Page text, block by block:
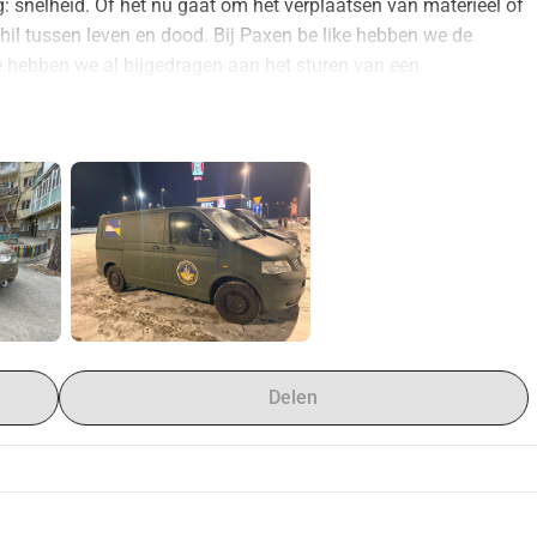
snelheid. Of het nu gaat om het verplaatsen van materieel of
tussen leven en dood. Bij Paxen be like hebben we de
we al bijgedragen aan het sturen van een
noemen, nam contact met ons op. Bjorn is geen prater,
drie voertuigen naar Oekraïne gereden. Geen bureaucratie,
overgedragen en meteen ingezet aan het front.
"1 Team 1 Fight". Zij fungeren als de vitale schakel; via
de loopgraven om daar verschillende eenheden te
enorm en de prijzen daar zijn inmiddels
hebben de afgelopen maanden besteed aan het
Delen